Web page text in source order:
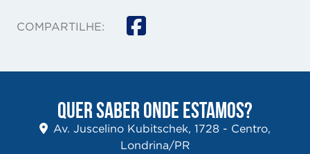
COMPARTILHE:
QUER SABER ONDE ESTAMOS?
Av. Juscelino Kubitschek, 1728 - Centro,
Londrina/PR